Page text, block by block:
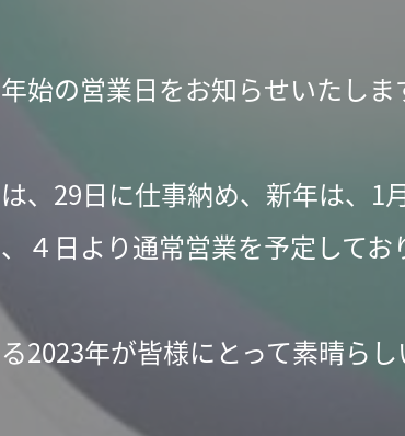
始の営業日をお知らせいたしま
、29日に仕事納め、新年は、1
４日より通常営業を予定してお
2023年が皆様にとって素晴ら